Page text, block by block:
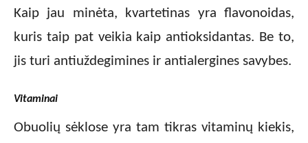
Kaip jau minėta, kvartetinas yra flavonoidas,
kuris taip pat veikia kaip antioksidantas. Be to,
jis turi antiuždegimines ir antialergines savybes.
Vitaminai
Obuolių sėklose yra tam tikras vitaminų kiekis,